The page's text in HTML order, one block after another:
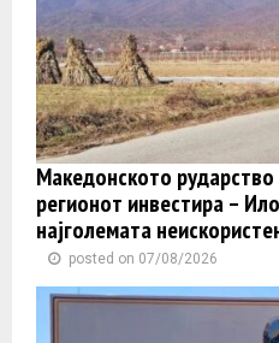
Македонското
регионот инвестира –
најголемата
posted on 07/08/2026